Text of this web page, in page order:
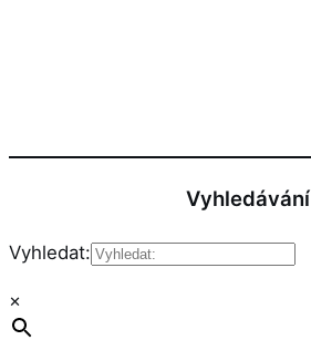
Vyhledávání
Vyhledat:
×